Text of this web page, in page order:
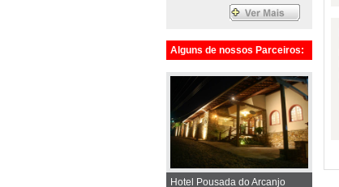
Alguns de nossos Parceiros:
Hotel Pousada do Arcanjo